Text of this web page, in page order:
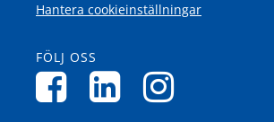
Hantera cookieinställningar
FÖLJ OSS